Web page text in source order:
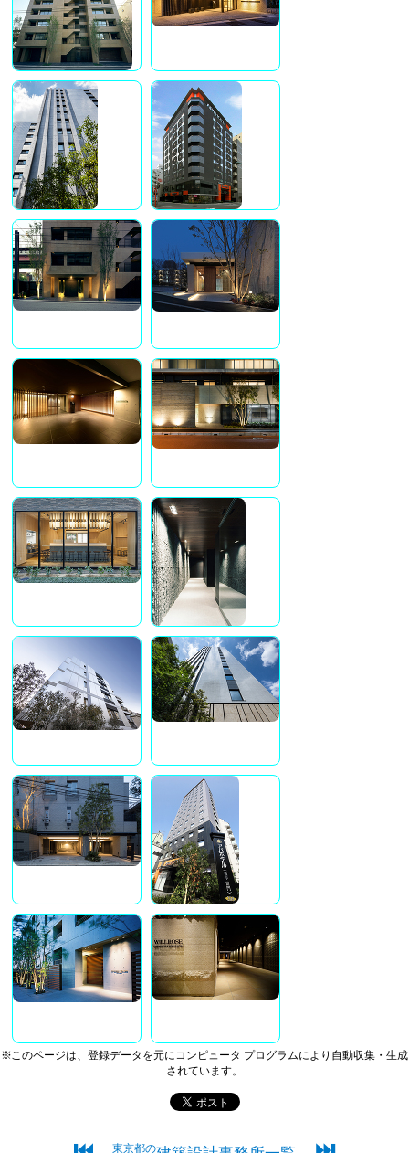
※このページは、登録データを元にコンピュータ プログラムにより自動収集・生成
されています。
東京都の